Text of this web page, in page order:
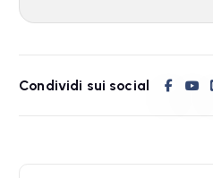
Condividi sui social